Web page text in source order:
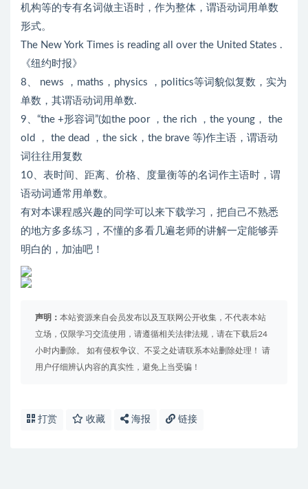
机构等的专有名词做主语时，作为整体，谓语动词用单数
形式。
The New York Times is reading all over the United States .
《纽约时报》
8、 news ，maths，physics ，politics等词貌似复数，实为
单数，其谓语动词用单数.
9、“the +形容词”(如the poor ，the rich ，the young， the
old ， the dead ，the sick，the brave 等)作主语，谓语动
词往往用复数
10、表时间、距离、价格、度量衡等的名词作主语时，谓
语动词通常用单数。
有对本课程感兴趣的同学可以来下载学习，把自己不熟悉
的地方多多练习，不懂的多看几遍老师的讲解一定能够弄
明白的，加油吧！
声明： 本站资源来自会员发布以及互联网公开收集，不代表本站
立场，仅限学习交流使用，请遵循相关法律法规，请在下载后24
小时内删除。 如有侵权争议、不妥之处请联系本站删除处理！ 请
用户仔细辨认内容的真实性，避免上当受骗！
打赏 收藏 海报 链接